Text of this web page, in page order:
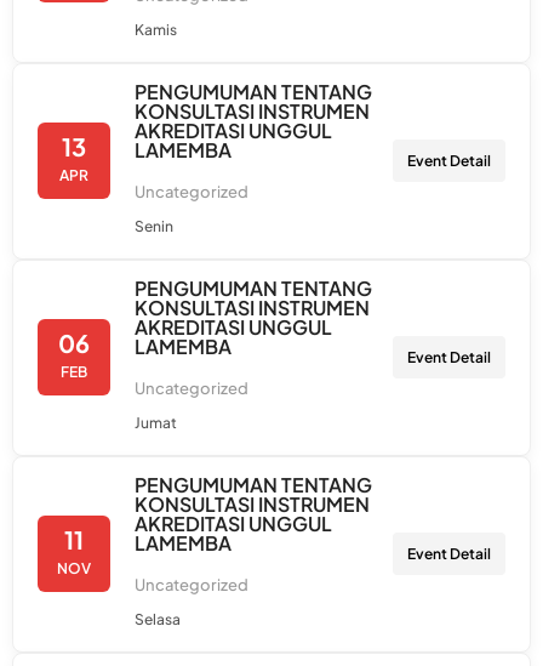
Kamis
13
APR
PENGUMUMAN TENTANG
KONSULTASI INSTRUMEN
AKREDITASI UNGGUL
LAMEMBA
Uncategorized
Senin
Event Detail
06
FEB
PENGUMUMAN TENTANG
KONSULTASI INSTRUMEN
AKREDITASI UNGGUL
LAMEMBA
Uncategorized
Jumat
Event Detail
11
NOV
PENGUMUMAN TENTANG
KONSULTASI INSTRUMEN
AKREDITASI UNGGUL
LAMEMBA
Uncategorized
Selasa
Event Detail